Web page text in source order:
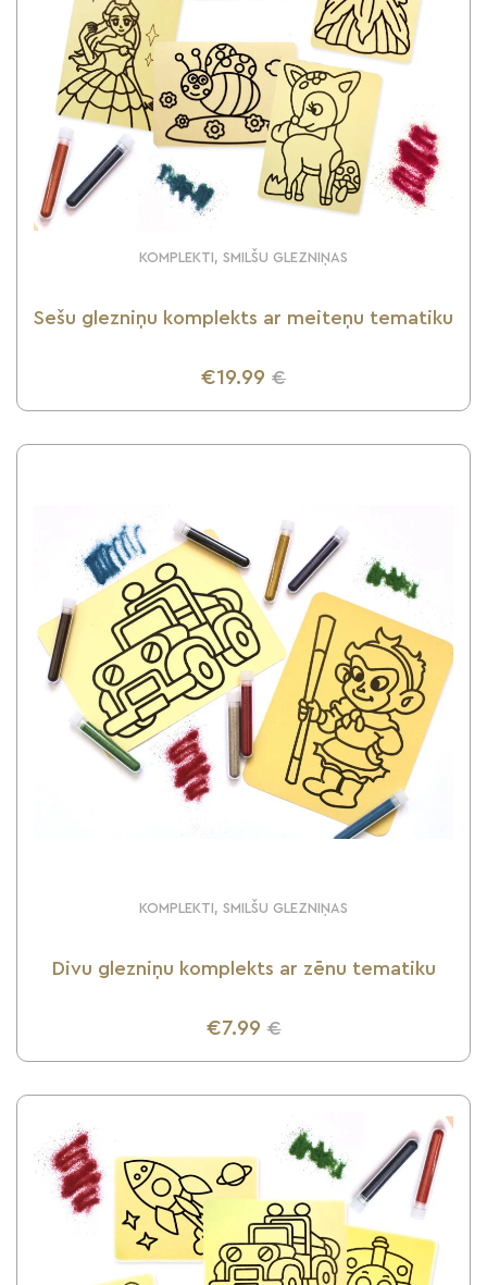
KOMPLEKTI, SMILŠU GLEZNIŅAS
Sešu glezniņu komplekts ar meiteņu tematiku
€19.99 €
UZZINI VAIRĀK
KOMPLEKTI, SMILŠU GLEZNIŅAS
Divu glezniņu komplekts ar zēnu tematiku
€7.99 €
UZZINI VAIRĀK